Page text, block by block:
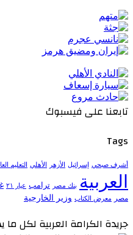
تابعنا على فيسبوك
Tags
أشرف صبحي إسرائيل الأزهر الأهلي التعليم
العربية
بنك مصر ترامب عيار ٢١
مصر معرض الكتاب وزير الخارجية
جريدة الكرامة العربية لكل